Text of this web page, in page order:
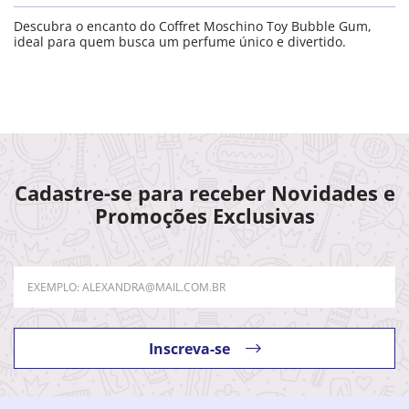
Descubra o encanto do Coffret Moschino Toy Bubble Gum,
ideal para quem busca um perfume único e divertido.
Cadastre-se para receber Novidades e
Promoções Exclusivas
Inscreva-se